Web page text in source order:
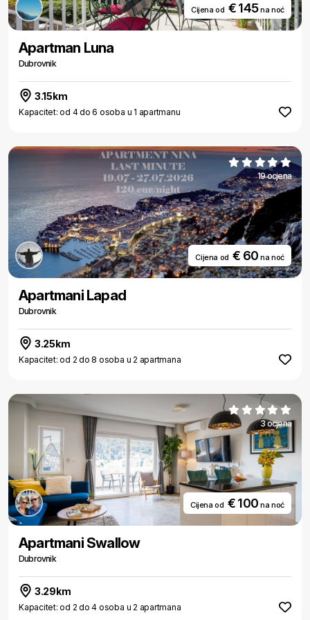
Cijena od € 145na noć
Apartman Luna
Dubrovnik
3.15km
Kapacitet: od 4 do 6 osoba u 1 apartmanu
19 ocjena
Cijena od € 60na noć
Apartmani Lapad
Dubrovnik
3.25km
Kapacitet: od 2 do 8 osoba u 2 apartmana
3 ocjena
Cijena od € 100na noć
Apartmani Swallow
Dubrovnik
3.29km
Kapacitet: od 2 do 4 osoba u 2 apartmana